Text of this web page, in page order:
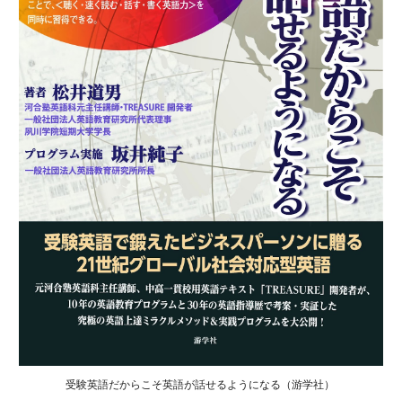
受験英語だからこそ英語が話せるようになる（游学社）